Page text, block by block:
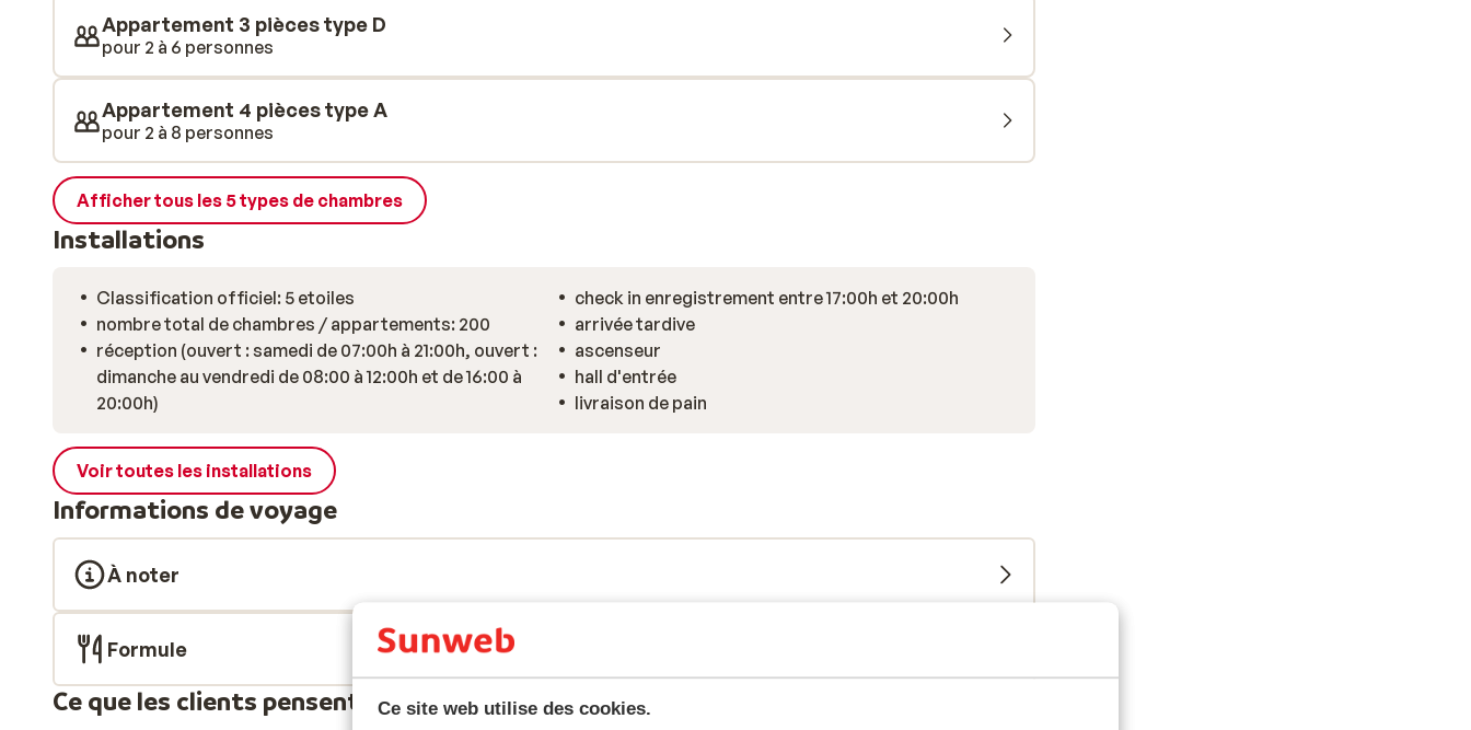
Ce site web utilise des cookies.
Appartement 3 pièces type D
pour 2 à 6 personnes
Appartement 4 pièces type A
pour 2 à 8 personnes
Afficher tous les 5 types de chambres
Installations
Classification officiel: 5 etoiles
nombre total de chambres / appartements: 200
réception (ouvert : samedi de 07:00h à 21:00h, ouvert :
dimanche au vendredi de 08:00 à 12:00h et de 16:00 à
20:00h)
check in enregistrement entre 17:00h et 20:00h
arrivée tardive
ascenseur
hall d'entrée
livraison de pain
Voir toutes les installations
Informations de voyage
À noter
Formule
Ce que les clients pensent